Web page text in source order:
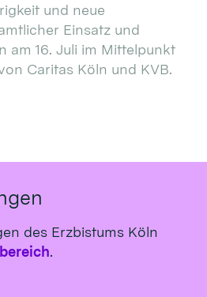
und neue
Einsatz und
am 16. Juli im Mittelpunkt
Caritas Köln und KVB.
des Erzbistums Köln
.